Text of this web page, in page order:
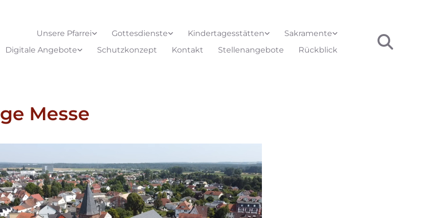
Unsere Pfarrei Gottesdienste Kindertagesstätten
Sakramente
Digitale Angebote
Schutzkonzept Kontakt Stellenangebote Rückblick
Messe